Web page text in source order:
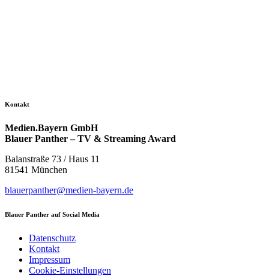
Kontakt
Medien.Bayern GmbH
Blauer Panther – TV & Streaming Award
Balanstraße 73 / Haus 11
81541 München
blauerpanther@medien-bayern.de
Blauer Panther auf Social Media
Datenschutz
Kontakt
Impressum
Cookie-Einstellungen